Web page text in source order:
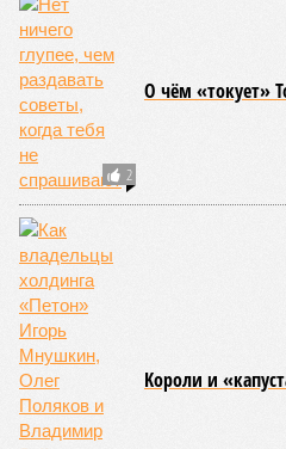
Штатов, но и общепланетарной
возникновения «вулканической
Италии, кстати, тоже не стоит
как и многие другие до поры
районы.
Невидимый убийца
Упоминают эксперты и жару
следующими отсюда лесными
риска запад США, юг Европы,
а также некоторые районы
Сахары. Леса начинают гореть
достаточно посмотреть
тысяч людей остаются без
Но проблема не только в этом.
огонь уничтожает лесную
и кропотливо созданную